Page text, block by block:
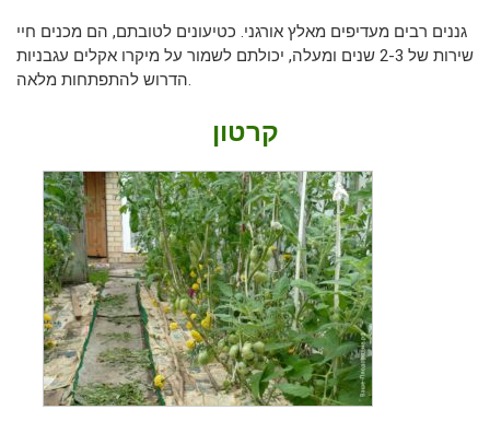
גננים רבים מעדיפים מאלץ אורגני. כטיעונים לטובתם, הם מכנים חיי
שירות של 2-3 שנים ומעלה, יכולתם לשמור על מיקרו אקלים עגבניות
הדרוש להתפתחות מלאה.
קרטון